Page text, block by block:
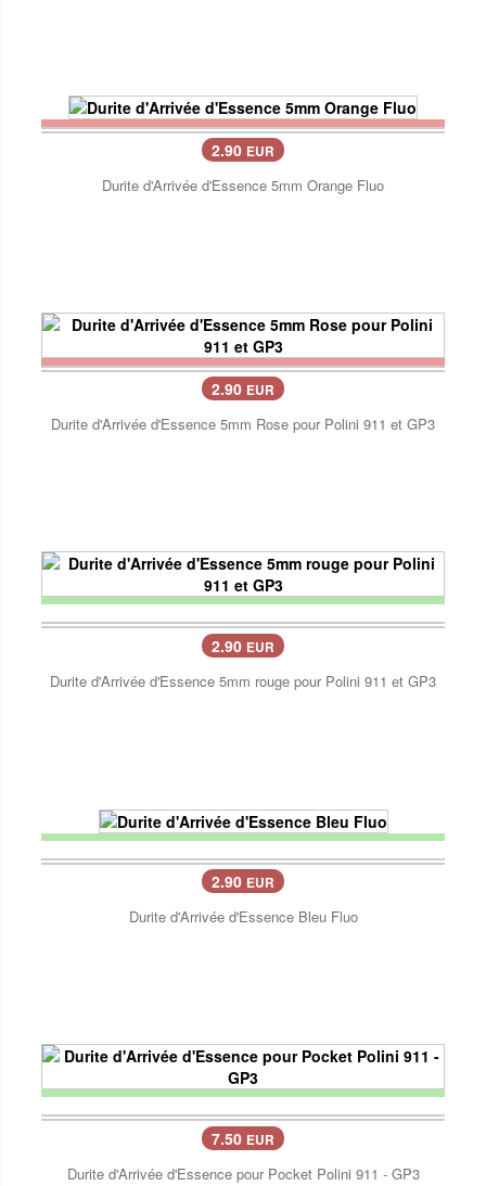
2.90 EUR
Durite d'Arrivée d'Essence 5mm Orange Fluo
2.90 EUR
Durite d'Arrivée d'Essence 5mm Rose pour Polini 911 et GP3
2.90 EUR
Durite d'Arrivée d'Essence 5mm rouge pour Polini 911 et GP3
2.90 EUR
Durite d'Arrivée d'Essence Bleu Fluo
7.50 EUR
Durite d'Arrivée d'Essence pour Pocket Polini 911 - GP3